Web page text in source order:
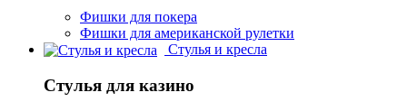
Фишки для покера
Фишки для американской рулетки
Стулья и кресла
Стулья для казино